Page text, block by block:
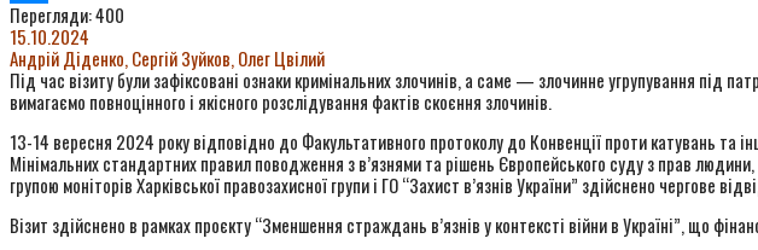
Messenger
Перегляди:400
15.10.2024
Андрій Діденко, Сергій Зуйков, Олег Цвілий
Під час візиту були зафіксовані ознаки кримінальних злочинів, а саме — злочинне угрупування під
вимагаємо повноцінного і якісного розслідування фактів скоєння злочинів.
13-14 вересня 2024 року відповідно до Факультативного протоколу до Конвенції проти катувань
Мінімальних стандартних правил поводження з в’язнями та рішень Європейського суду з прав
групою моніторів Харківської правозахисної групи і ГО “Захист в’язнів України” здійснено
Візит здійснено в рамках проєкту “Зменшення страждань в’язнів у контексті війни в Україні”, що